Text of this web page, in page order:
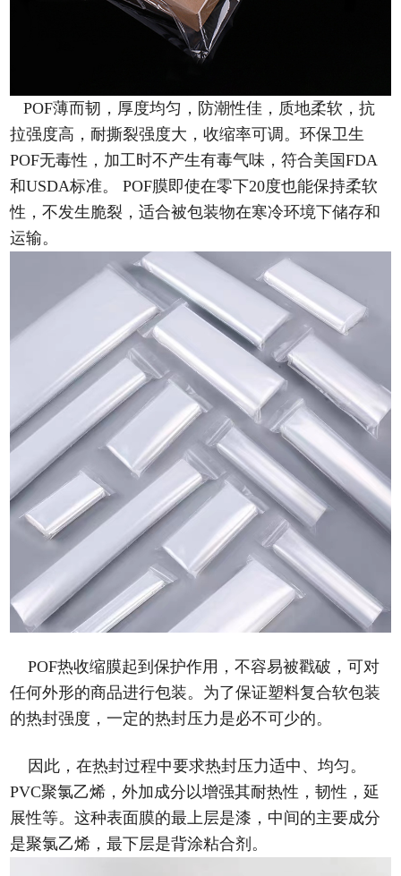
POF薄而韧，厚度均匀，防潮性佳，质地柔软，抗
拉强度高，耐撕裂强度大，收缩率可调。环保卫生
POF无毒性，加工时不产生有毒气味，符合美国FDA
和USDA标准。 POF膜即使在零下20度也能保持柔软
性，不发生脆裂，适合被包装物在寒冷环境下储存和
运输。
POF热收缩膜起到保护作用，不容易被戳破，可对
任何外形的商品进行包装。为了保证塑料复合软包装
的热封强度，一定的热封压力是必不可少的。
因此，在热封过程中要求热封压力适中、均匀。
PVC聚氯乙烯，外加成分以增强其耐热性，韧性，延
展性等。这种表面膜的最上层是漆，中间的主要成分
是聚氯乙烯，最下层是背涂粘合剂。